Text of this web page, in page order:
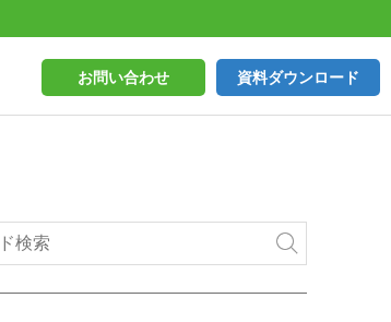
お問い合わせ 資料ダウンロード